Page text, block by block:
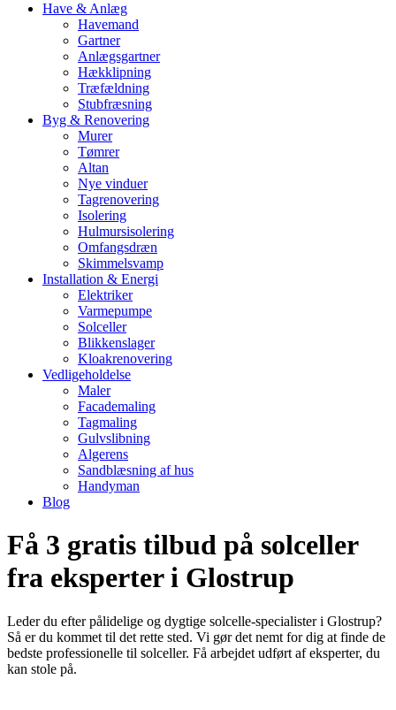
Have & Anlæg
Havemand
Gartner
Anlægsgartner
Hækklipning
Træfældning
Stubfræsning
Byg & Renovering
Murer
Tømrer
Altan
Nye vinduer
Tagrenovering
Isolering
Hulmursisolering
Omfangsdræn
Skimmelsvamp
Installation & Energi
Elektriker
Varmepumpe
Solceller
Blikkenslager
Kloakrenovering
Vedligeholdelse
Maler
Facademaling
Tagmaling
Gulvslibning
Algerens
Sandblæsning af hus
Handyman
Blog
Få 3 gratis tilbud på solceller
fra eksperter i Glostrup
Leder du efter pålidelige og dygtige solcelle-specialister i Glostrup?
Så er du kommet til det rette sted. Vi gør det nemt for dig at finde de
bedste professionelle til solceller. Få arbejdet udført af eksperter, du
kan stole på.